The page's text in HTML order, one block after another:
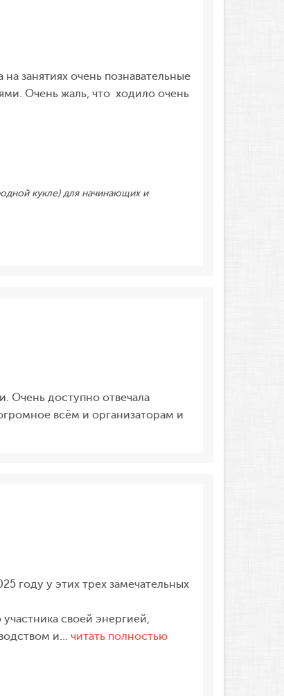
занятиях очень познавательные
Очень жаль, что ходило очень
кукле) для начинающих и
Очень доступно отвечала
всём и организаторам и
году у этих трех замечательных
своей энергией,
и… читать полностью«Огромная